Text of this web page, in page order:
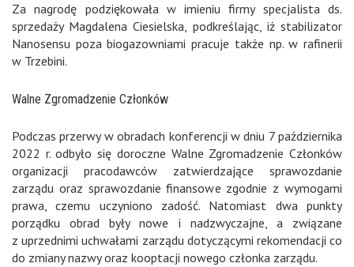
Za nagrodę podziękowała w imieniu firmy specjalista ds.
sprzedaży Magdalena Ciesielska, podkreślając, iż stabilizator
Nanosensu poza biogazowniami pracuje także np. w rafinerii
w Trzebini.
Walne Zgromadzenie Członków
Podczas przerwy w obradach konferencji w dniu 7 października
2022 r. odbyło się doroczne Walne Zgromadzenie Członków
organizacji pracodawców zatwierdzające sprawozdanie
zarządu oraz sprawozdanie finansowe zgodnie z wymogami
prawa, czemu uczyniono zadość. Natomiast dwa punkty
porządku obrad były nowe i nadzwyczajne, a związane
z uprzednimi uchwałami zarządu dotyczącymi rekomendacji co
do zmiany nazwy oraz kooptacji nowego członka zarządu.